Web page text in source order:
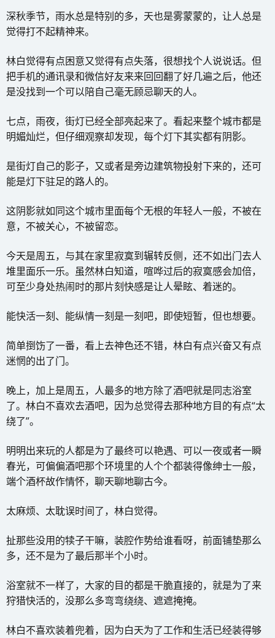
深秋季节，雨水总是特别的多，天也是雾蒙蒙的，让人总是
觉得打不起精神来。
林白觉得有点困意又觉得有点失落，很想找个人说说话。但
把手机的通讯录和微信好友来来回回翻了好几遍之后，他还
是没找到一个可以陪自己毫无顾忌聊天的人。
七点，雨夜，街灯已经全部亮起来了。看起来整个城市都是
明媚灿烂，但仔细观察却发现，每个灯下其实都有阴影。
是街灯自己的影子，又或者是旁边建筑物投射下来的，还可
能是灯下驻足的路人的。
这阴影就如同这个城市里面每个无根的年轻人一般，不被在
意，不被关心，不被留恋。
今天是周五，与其在家里寂寞到辗转反侧，还不如出门去人
堆里面乐一乐。虽然林白知道，喧哗过后的寂寞感会加倍，
可至少身处热闹时的那片刻快感是让人晕眩、着迷的。
能快活一刻、能纵情一刻是一刻吧，即使短暂，但也想要。
简单捯饬了一番，看上去神色还不错，林白有点兴奋又有点
迷惘的出了门。
晚上，加上是周五，人最多的地方除了酒吧就是同志浴室
了。林白不喜欢去酒吧，因为总觉得去那种地方目的有点“太
绕了”。
明明出来玩的人都是为了最终可以艳遇、可以一夜或者一瞬
春光，可偏偏酒吧那个环境里的人个个都装得像绅士一般，
端个酒杯故作情怀，聊天聊地聊古今。
太麻烦、太耽误时间了，林白觉得。
扯那些没用的犊子干嘛，装腔作势给谁看呀，前面铺垫那么
多，还不是为了最后那半个小时。
浴室就不一样了，大家的目的都是干脆直接的，就是为了来
狩猎快活的，没那么多弯弯绕绕、遮遮掩掩。
林白不喜欢装着兜着，因为白天为了工作和生活已经装得够